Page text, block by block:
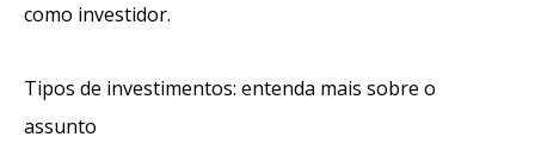
como investidor.
Tipos de investimentos: entenda mais sobre o
assunto